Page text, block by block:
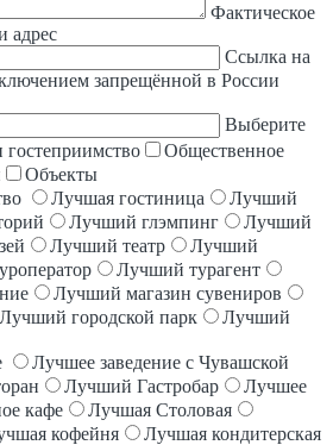
Фактическое
адрес
Ссылка на
запрещённой в России
Выберите
гостеприимство
Общественное
Объекты
Лучшая гостиница
Лучший
Лучший глэмпинг
Лучший
Лучший театр
Лучший
Лучший турагент
Лучший магазин сувениров
Лучший городской парк
Лучший
Лучшее заведение с Чувашской
Лучший Гастробар
Лучшее
кафе
Лучшая Столовая
кофейня
Лучшая кондитерская